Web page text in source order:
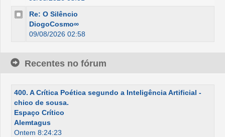
Re: O Silêncio
DiogoCosmo∞
09/08/2026 02:58
Recentes no fórum
400. A Crítica Poética segundo a Inteligência Artificial -
chico de sousa.
Espaço Crítico
Alemtagus
Ontem 8:24:23